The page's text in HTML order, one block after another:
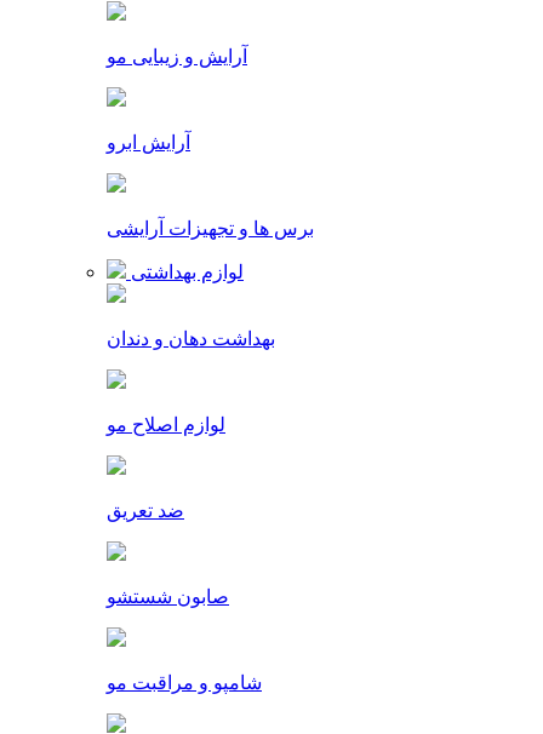
آرایش و زیبایی مو
آرایش ابرو
برس ها و تجهیزات آرایشی
لوازم بهداشتی
بهداشت دهان و دندان
لوازم اصلاح مو
ضد تعریق
صابون شستشو
شامپو و مراقبت مو